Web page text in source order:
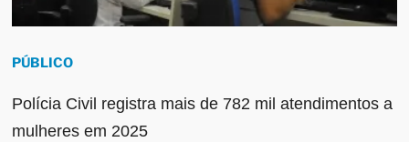
PÚBLICO
Polícia Civil registra mais de 782 mil atendimentos a
mulheres em 2025